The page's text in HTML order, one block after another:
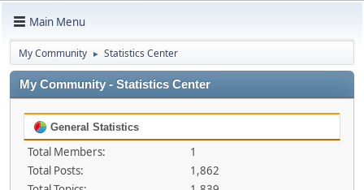
Main Menu
My Community ► Statistics Center
My Community - Statistics Center
General Statistics
Total Members:
1
Total Posts:
1,862